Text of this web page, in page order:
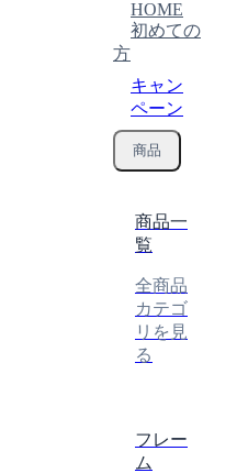
HOME
初めての
方
キャン
ペーン
商品
商品一
覧
全商品
カテゴ
リを見
る
フレー
ム